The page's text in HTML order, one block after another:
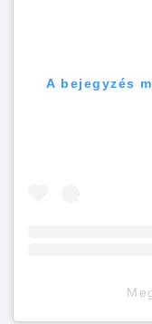
A bejegyzés